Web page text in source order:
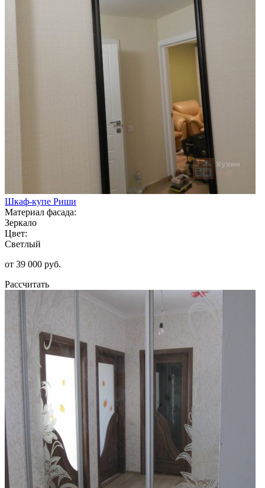
Шкаф-купе Риши
Материал фасада:
Зеркало
Цвет:
Светлый
от 39 000 руб.
Рассчитать